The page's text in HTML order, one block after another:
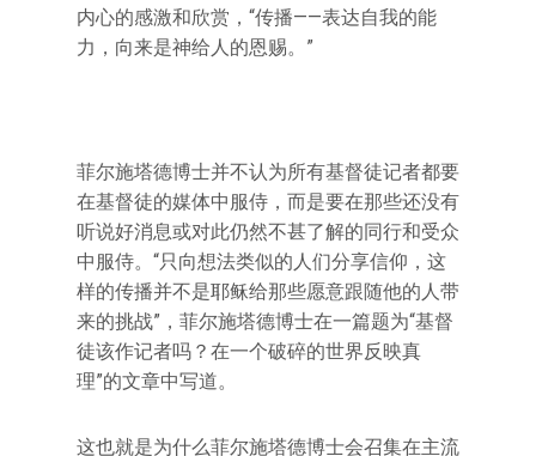
内心的感激和欣赏，“传播——表达自我的能
力，向来是神给人的恩赐。”
菲尔施塔德博士并不认为所有基督徒记者都要
在基督徒的媒体中服侍，而是要在那些还没有
听说好消息或对此仍然不甚了解的同行和受众
中服侍。“只向想法类似的人们分享信仰，这
样的传播并不是耶稣给那些愿意跟随他的人带
来的挑战”，菲尔施塔德博士在一篇题为“基督
徒该作记者吗？在一个破碎的世界反映真
理”的文章中写道。
这也就是为什么菲尔施塔德博士会召集在主流